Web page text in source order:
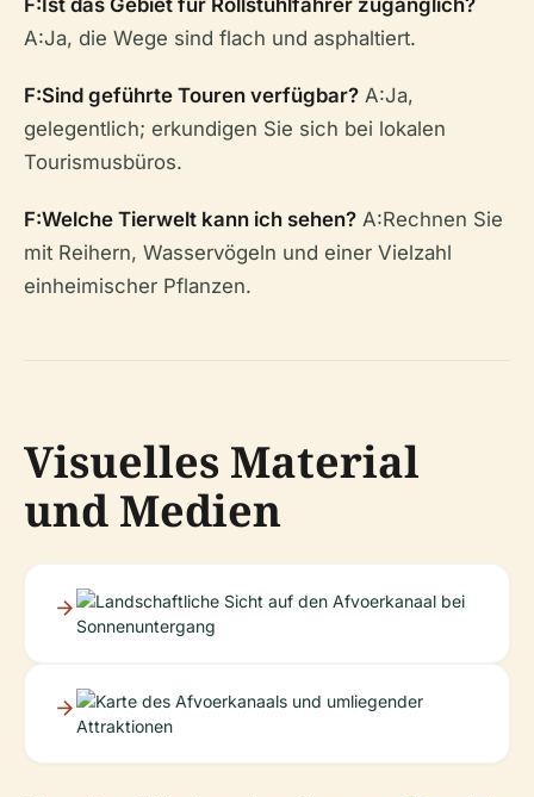
F:Ist das Gebiet für Rollstuhlfahrer zugänglich?
A:Ja, die Wege sind flach und asphaltiert.
F:Sind geführte Touren verfügbar? A:Ja,
gelegentlich; erkundigen Sie sich bei lokalen
Tourismusbüros.
F:Welche Tierwelt kann ich sehen? A:Rechnen Sie
mit Reihern, Wasservögeln und einer Vielzahl
einheimischer Pflanzen.
Visuelles Material
und Medien